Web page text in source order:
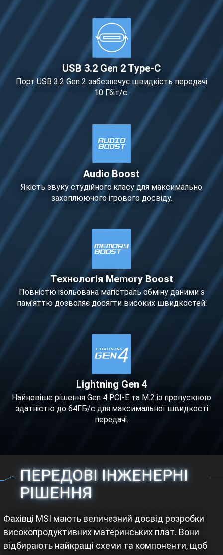
USB 3.2 Gen 2 Type-C
Порт USB 3.2 Gen 2 забезпечує швидкість передачі
10 Гбіт/с.
Audio Boost
Якість звуку студійного класу для максимально
захоплюючого ігрового досвіду.
Технологія Memory Boost
Повністю ізольована магістраль обміну даними з
пам'яттю дозволяє досягти високих швидкостей.
Lightning Gen 4
Найновіше рішення Gen 4 PCI-E та M.2 із пропускною
здатністю до 64ГБ/с для максимальної швидкості
передачі.
ПЕРЕДОВІ ІНЖЕНЕРНІ
РІШЕННЯ
Фахівці MSI мають величезний досвід розробки
високопродуктивних материнських плат. Вони
відбирають найкращі схеми та компоненти, щоб